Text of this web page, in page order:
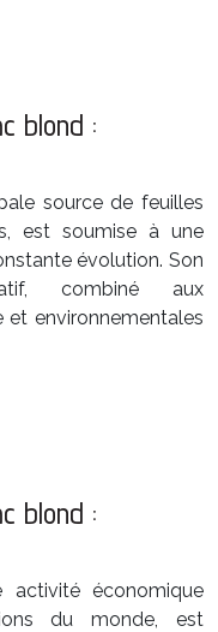
blond :
source de feuilles
est soumise à une
évolution. Son
combiné aux
environnementales
blond :
économique
du monde, est